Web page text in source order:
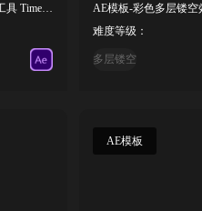
AE模板-时间线发展历程介绍生成工具 Timeline Creator Kit PRO
难度等级：
多层镂空
AE模板